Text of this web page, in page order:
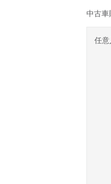
中古車
任意